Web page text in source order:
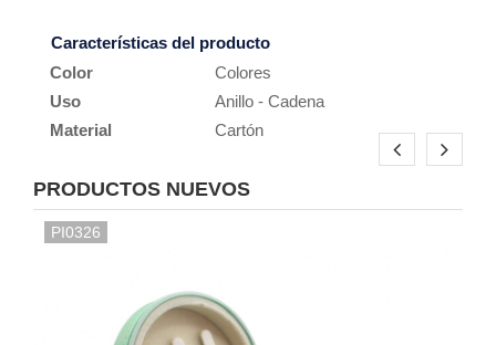
Características del producto
Color
Colores
Uso
Anillo - Cadena
Material
Cartón
PRODUCTOS NUEVOS
PI0326